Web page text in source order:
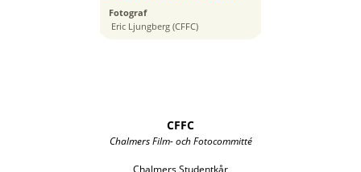
Fotograf
Eric Ljungberg (CFFC)
Brännvidd
70 mm
CFFC
Chalmers Film- och Fotocommitté